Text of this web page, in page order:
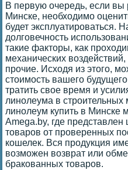
В первую очередь, если вы
Минске, необходимо
будет эксплуатироваться.
долговечность
такие факторы, как
механических
прочие. Исходя из этого,
стоимость вашего
тратить свое время и
линолеума в строительных
линолеум купить в Минске
Amega.by, где
товаров от проверенных
кошелек. Вся продукция
возможен возврат или
бракованных товаров.